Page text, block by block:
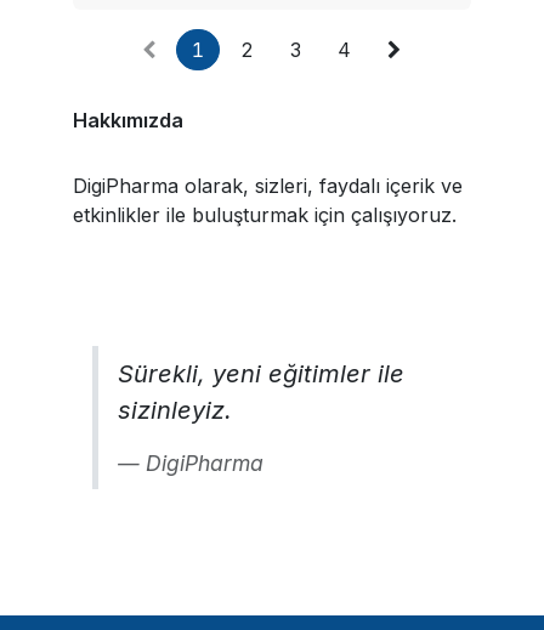
1 2 3 4
Hakkımızda
DigiPharma olarak, sizleri, faydalı içerik ve
etkinlikler ile buluşturmak için çalışıyoruz.
Sürekli, yeni eğitimler ile
sizinleyiz.
DigiPharma